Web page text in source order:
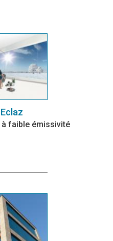
à faible émissivité